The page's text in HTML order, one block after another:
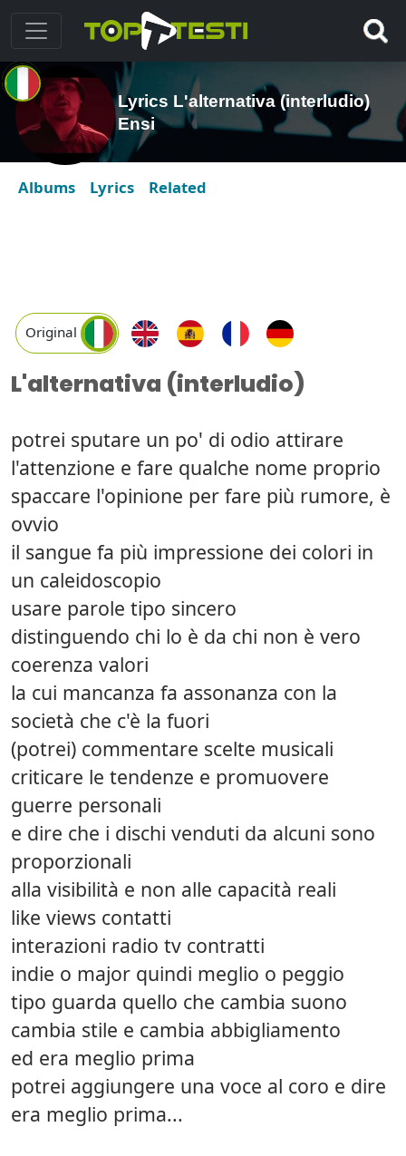
Lyrics L'alternativa (interludio)
Ensi
Albums Lyrics Related
Original
L'alternativa (interludio)
potrei sputare un po' di odio attirare
l'attenzione e fare qualche nome proprio
spaccare l'opinione per fare più rumore, è
ovvio
il sangue fa più impressione dei colori in
un caleidoscopio
usare parole tipo sincero
distinguendo chi lo è da chi non è vero
coerenza valori
la cui mancanza fa assonanza con la
società che c'è la fuori
(potrei) commentare scelte musicali
criticare le tendenze e promuovere
guerre personali
e dire che i dischi venduti da alcuni sono
proporzionali
alla visibilità e non alle capacità reali
like views contatti
interazioni radio tv contratti
indie o major quindi meglio o peggio
tipo guarda quello che cambia suono
cambia stile e cambia abbigliamento
ed era meglio prima
potrei aggiungere una voce al coro e dire
era meglio prima...